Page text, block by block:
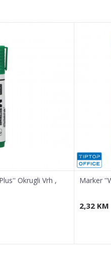
Okrugli Vrh ,
Marker
2,32 KM